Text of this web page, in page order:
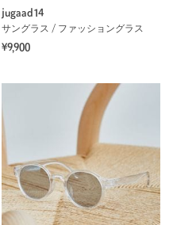
jugaad14
サングラス / ファッショングラス
¥9,900